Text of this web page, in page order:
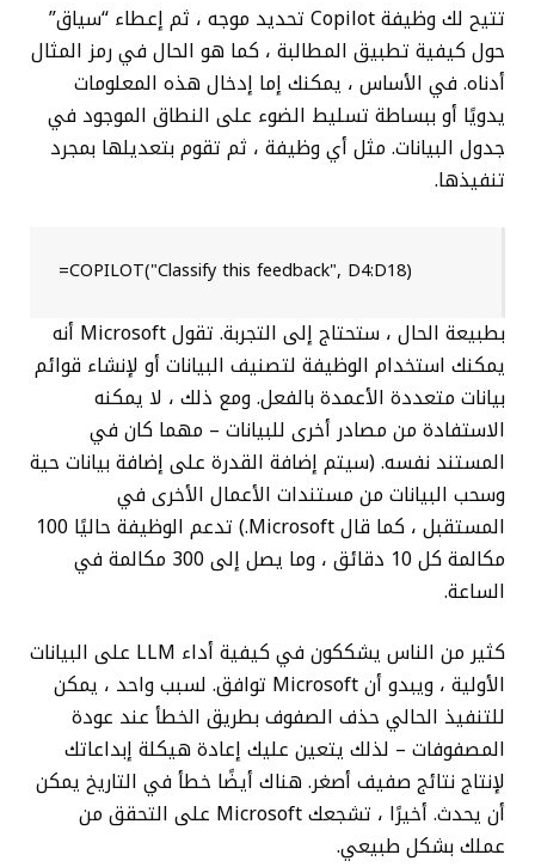
تتيح لك وظيفة Copilot تحديد موجه ، ثم إعطاء “سياق”
حول كيفية تطبيق المطالبة ، كما هو الحال في رمز المثال
أدناه. في الأساس ، يمكنك إما إدخال هذه المعلومات
يدويًا أو ببساطة تسليط الضوء على النطاق الموجود في
جدول البيانات. مثل أي وظيفة ، ثم تقوم بتعديلها بمجرد
تنفيذها.
=COPILOT("Classify this feedback", D4:D18)
بطبيعة الحال ، ستحتاج إلى التجربة. تقول Microsoft أنه
يمكنك استخدام الوظيفة لتصنيف البيانات أو لإنشاء قوائم
بيانات متعددة الأعمدة بالفعل. ومع ذلك ، لا يمكنه
الاستفادة من مصادر أخرى للبيانات – مهما كان في
المستند نفسه. (سيتم إضافة القدرة على إضافة بيانات حية
وسحب البيانات من مستندات الأعمال الأخرى في
المستقبل ، كما قال Microsoft.) تدعم الوظيفة حاليًا 100
مكالمة كل 10 دقائق ، وما يصل إلى 300 مكالمة في
الساعة.
كثير من الناس يشككون في كيفية أداء LLM على البيانات
الأولية ، ويبدو أن Microsoft توافق. لسبب واحد ، يمكن
للتنفيذ الحالي حذف الصفوف بطريق الخطأ عند عودة
المصفوفات – لذلك يتعين عليك إعادة هيكلة إبداعاتك
لإنتاج نتائج صفيف أصغر. هناك أيضًا خطأ في التاريخ يمكن
أن يحدث. أخيرًا ، تشجعك Microsoft على التحقق من
عملك بشكل طبيعي.